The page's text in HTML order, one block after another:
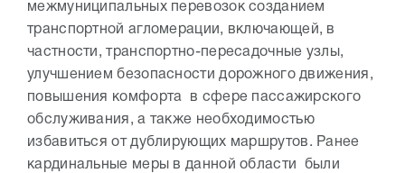
межмуниципальных перевозок созданием
транспортной агломерации, включающей, в
частности, транспортно-пересадочные узлы,
улучшением безопасности дорожного движения,
повышения комфорта в сфере пассажирского
обслуживания, а также необходимостью
избавиться от дублирующих маршрутов. Ранее
кардинальные меры в данной области были